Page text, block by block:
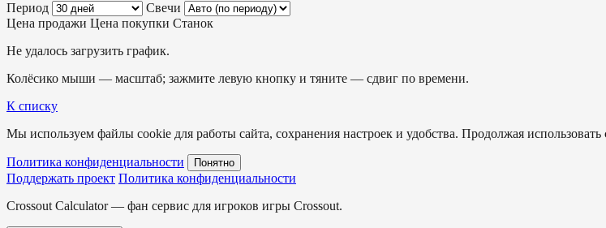
Период
Свечи
Цена продажи Цена покупки Станок
Не удалось загрузить график.
Колёсико мыши — масштаб; зажмите левую кнопку и тяните — сдвиг по времени.
К списку
Мы используем файлы cookie для работы сайта, сохранения настроек и удобства. Продолжая использовать
Политика конфиденциальности Понятно
Поддержать проект Политика конфиденциальности
Crossout Calculator — фан сервис для игроков игры Crossout.